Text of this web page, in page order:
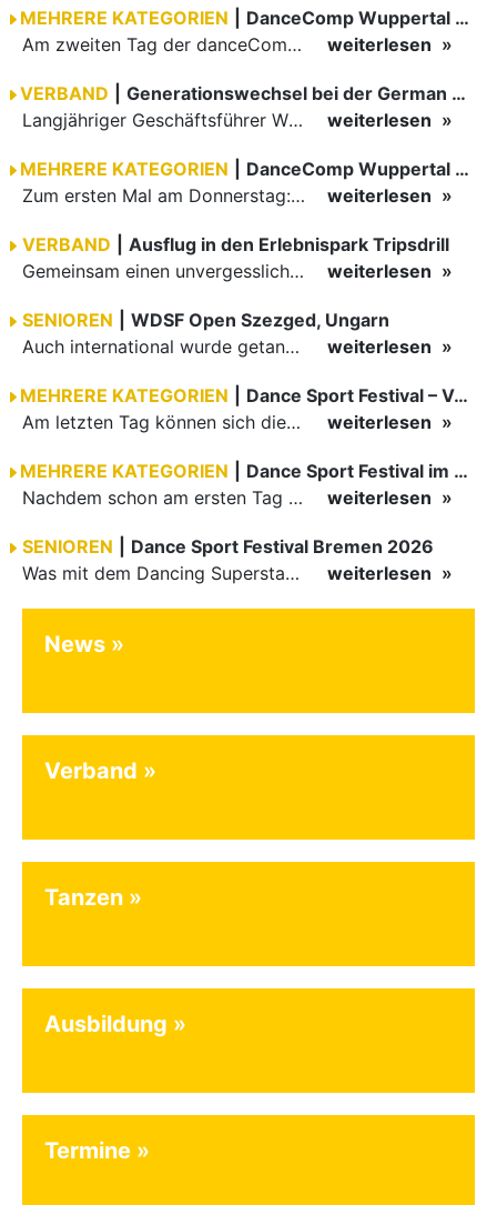
MEHRERE KATEGORIEN
DanceComp Wuppertal 2026
Am zweiten Tag der danceComp starteten die Turniere im großen Saal. Den Auftakt machte das größte Feld des Wochenendes: Im WDSF Open Senior III Standard gingen 141 Paare aufs Parkett.
weiterlesen
VERBAND
Generationswechsel bei der German Open Championships…
Langjähriger Geschäftsführer Wilfried Scheible übergibt Verantwortung an Stephen Harnisch und Bernd Roßnagel Stuttgart, den 30. Juni 2026.
weiterlesen
MEHRERE KATEGORIEN
DanceComp Wuppertal 2026
Zum ersten Mal am Donnerstag: erster Tag der danceComp
weiterlesen
VERBAND
Ausflug in den Erlebnispark Tripsdrill
Gemeinsam einen unvergesslichen Tag erleben
weiterlesen
SENIOREN
WDSF Open Szezged, Ungarn
Auch international wurde getanzt in Ungarn am vergangenen Wochenende
weiterlesen
MEHRERE KATEGORIEN
Dance Sport Festival – Volles Haus
Am letzten Tag können sich die Besucher des Dance Sport Festivals erneut auf internationale Festivalatmosphäre freuen. Die knapp 1200 Aktiven vertreten mit Deutschland 43 Nationen. Mit Paaren aus 15…
weiterlesen
MEHRERE KATEGORIEN
Dance Sport Festival im WM-Fieber
Nachdem schon am ersten Tag zumindest im Hansesaal WM-Stimmung vom Feinsten herrschte, werden am Samstag nicht nur Tänzerinnen und Tänzer der Junioren die Stimmung ordentlich anheizen. Es erwartet alle -…
weiterlesen
SENIOREN
Dance Sport Festival Bremen 2026
Was mit dem Dancing Superstar Festival begann, ist inzwischen mit dem Dance Sport Festival Bremen zu einer festen Institution geworden. Zum fünften Mal treffen sich Paare, Funktionäre und Gäste zu diesem…
weiterlesen
News
Verband
Tanzen
Ausbildung
Termine